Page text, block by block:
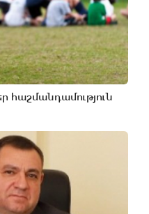
հաշմանդամություն